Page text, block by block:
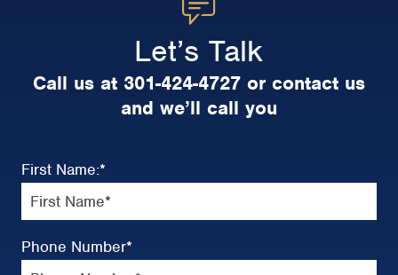
Let’s Talk
Call us at 301-424-4727 or contact us
and we’ll call you
First Name:*
Phone Number*